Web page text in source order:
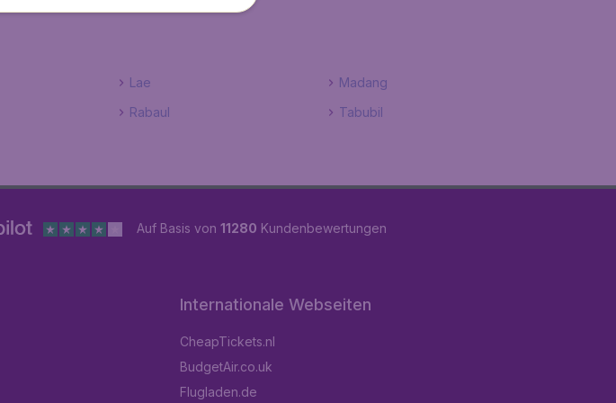
Lae
Madang
Rabaul
Tabubil
Auf Basis von 11280 Kundenbewertungen
Internationale Webseiten
CheapTickets.nl
BudgetAir.co.uk
Flugladen.de